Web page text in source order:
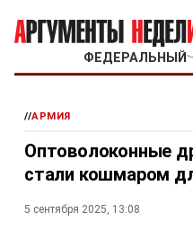
ФЕДЕРАЛЬНЫЙ
//АРМИЯ
Оптоволоконные
стали кошмаром
5 сентября 2025, 13:08